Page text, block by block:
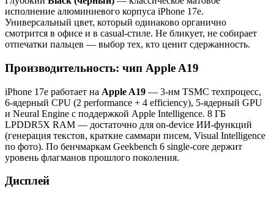
исполнение алюминиевого корпуса iPhone 17e.
Универсальный цвет, который одинаково органично
смотрится в офисе и в casual-стиле. Не бликует, не собирает
отпечатки пальцев — выбор тех, кто ценит сдержанность.
Производительность: чип Apple A19
iPhone 17e работает на Apple A19 — 3-нм TSMC техпроцесс,
6-ядерный CPU (2 performance + 4 efficiency), 5-ядерный GPU
и Neural Engine с поддержкой Apple Intelligence. 8 ГБ
LPDDR5X RAM — достаточно для on-device ИИ-функций
(генерация текстов, краткие саммари писем, Visual Intelligence
по фото). По бенчмаркам Geekbench 6 single-core держит
уровень флагманов прошлого поколения.
Дисплей